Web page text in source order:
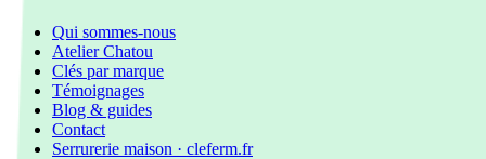
Qui sommes-nous
Atelier Chatou
Clés par marque
Témoignages
Blog & guides
Contact
Serrurerie maison · cleferm.fr